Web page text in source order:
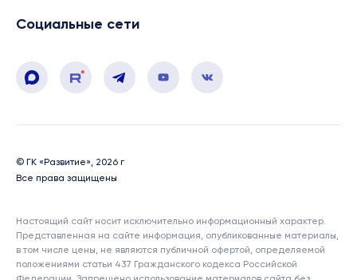
Социальные сети
© ГК «Развитие», 2026 г
Все права защищены
Настоящий сайт носит исключительно информационный характер.
Представленная на сайте информация, опубликованные материалы,
в том числе цены, не являются публичной офертой, определяемой
положениями статьи 437 Гражданского кодекса Российской